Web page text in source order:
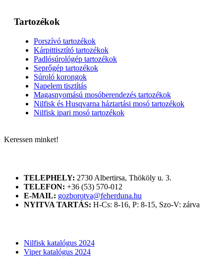
Tartozékok
Porszívó tartozékok
Kárpittisztító tartozékok
Padlósúrológép tartozékok
Seprőgép tartozékok
Súroló korongok
Napelem tisztítás
Magasnyomású mosóberendezés tartozékok
Nilfisk és Husqvarna háztartási mosó tartozékok
Nilfisk ipari mosó tartozékok
Keressen minket!
TELEPHELY: 2730 Albertirsa, Thököly u. 3.
TELEFON: +36 (53) 570-012
E-MAIL: gozborotva@feherduna.hu
NYITVA TARTÁS: H-Cs: 8-16, P: 8-15, Szo-V: zárva
Nilfisk katalógus 2024
Viper katalógus 2024